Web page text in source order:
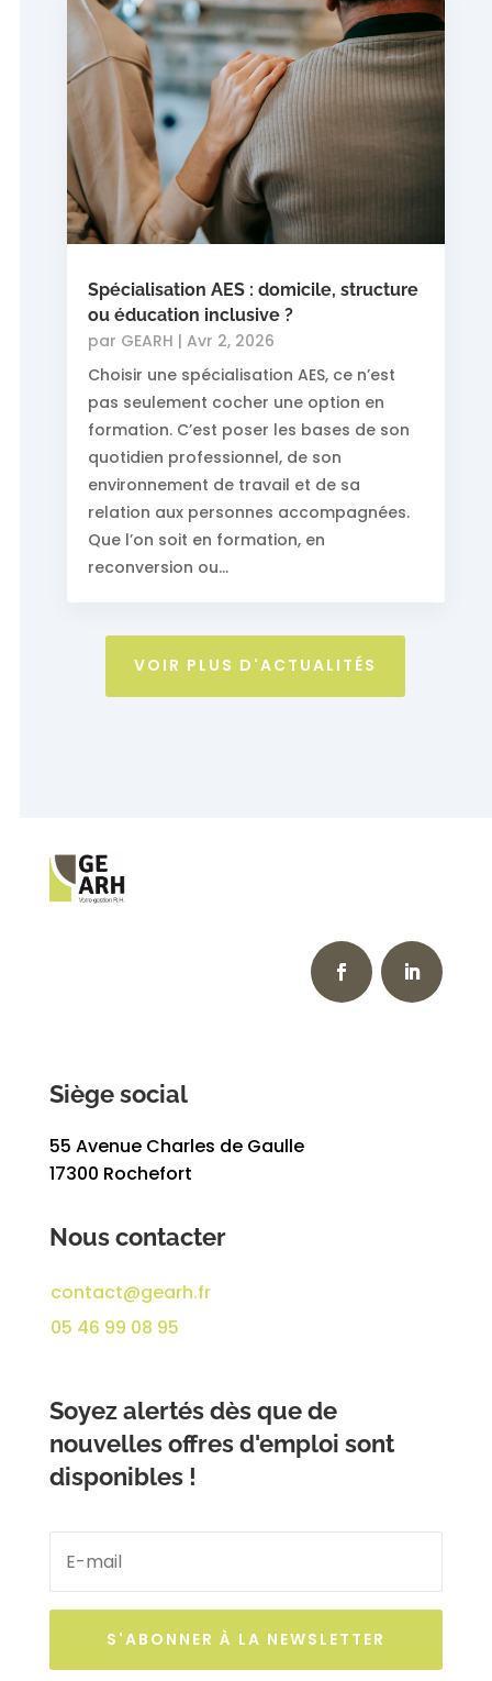
Spécialisation AES : domicile, structure
ou éducation inclusive ?
par GEARH | Avr 2, 2026
Choisir une spécialisation AES, ce n’est
pas seulement cocher une option en
formation. C’est poser les bases de son
quotidien professionnel, de son
environnement de travail et de sa
relation aux personnes accompagnées.
Que l’on soit en formation, en
reconversion ou...
VOIR PLUS D'ACTUALITÉS
Siège social
55 Avenue Charles de Gaulle
17300 Rochefort
Nous contacter
contact@gearh.fr
05 46 99 08 95
Soyez alertés dès que de
nouvelles offres d'emploi sont
disponibles !
S'ABONNER À LA NEWSLETTER